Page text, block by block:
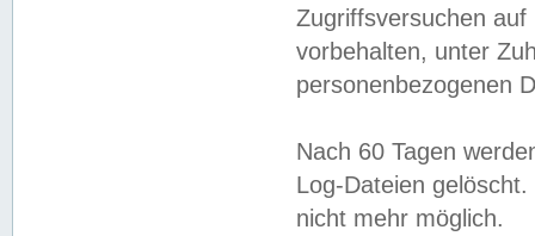
Zugriffsversuchen
vorbehalten, unter
personenbezogenen
Nach 60 Tagen
Log-Dateien
nicht mehr möglich.